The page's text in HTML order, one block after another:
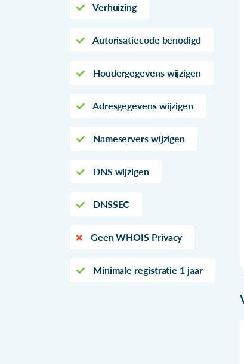
Verhuizing
Autorisatiecode benodigd
Houdergegevens wijzigen
Adresgegevens wijzigen
Nameservers wijzigen
DNS wijzigen
DNSSEC
Geen WHOIS Privacy
Minimale registratie 1 jaar